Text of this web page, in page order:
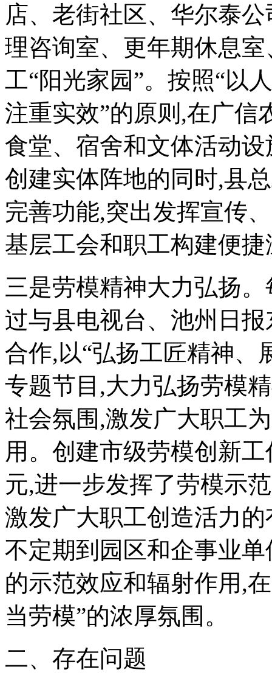
店、老街社区、华尔泰
理咨询室、更年期休息
工“阳光家园”。按照“以
注重实效”的原则,在广信
食堂、宿舍和文体活动
创建实体阵地的同时,县
完善功能,突出发挥宣传
基层工会和职工构建便
三是劳模精神大力弘扬
过与县电视台、池州日
合作,以“弘扬工匠精神、
专题节目,大力弘扬劳模
社会氛围,激发广大职工
用。创建市级劳模创新
元,进一步发挥了劳模示
激发广大职工创造活力
不定期到园区和企事业
的示范效应和辐射作用,
当劳模”的浓厚氛围。
二、存在问题